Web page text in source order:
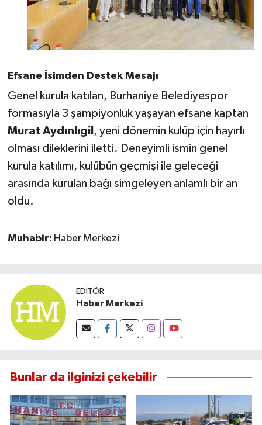
Efsane İsimden Destek Mesajı
Genel kurula katılan, Burhaniye Belediyespor
formasıyla 3 şampiyonluk yaşayan efsane kaptan
Murat Aydınlıgil , yeni dönemin kulüp için hayırlı
olması dileklerini iletti. Deneyimli ismin genel
kurula katılımı, kulübün geçmişi ile geleceği
arasında kurulan bağı simgeleyen anlamlı bir an
oldu.
Muhabir: Haber Merkezi
EDITÖR
Haber Merkezi
Bunlar da ilginizi çekebilir